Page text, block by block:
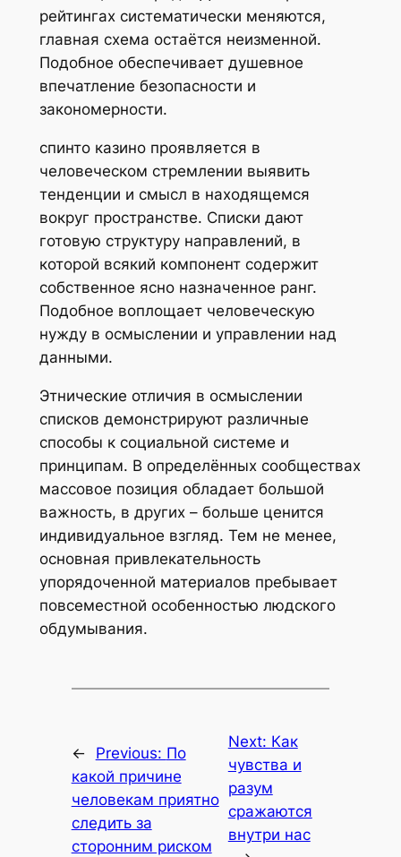
рейтингах систематически меняются,
главная схема остаётся неизменной.
Подобное обеспечивает душевное
впечатление безопасности и
закономерности.
спинто казино проявляется в
человеческом стремлении выявить
тенденции и смысл в находящемся
вокруг пространстве. Списки дают
готовую структуру направлений, в
которой всякий компонент содержит
собственное ясно назначенное ранг.
Подобное воплощает человеческую
нужду в осмыслении и управлении над
данными.
Этнические отличия в осмыслении
списков демонстрируют различные
способы к социальной системе и
принципам. В определённых сообществах
массовое позиция обладает большой
важность, в других – больше ценится
индивидуальное взгляд. Тем не менее,
основная привлекательность
упорядоченной материалов пребывает
повсеместной особенностью людского
обдумывания.
← Previous: По
какой причине
человекам приятно
следить за
сторонним риском
Next: Как
чувства и
разум
сражаются
внутри нас